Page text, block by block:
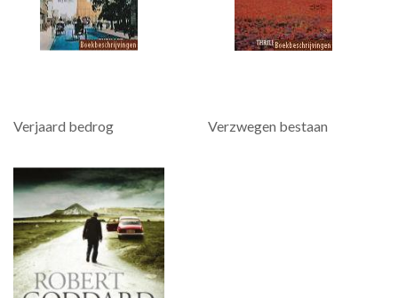
Verjaard bedrog Verzwegen bestaan